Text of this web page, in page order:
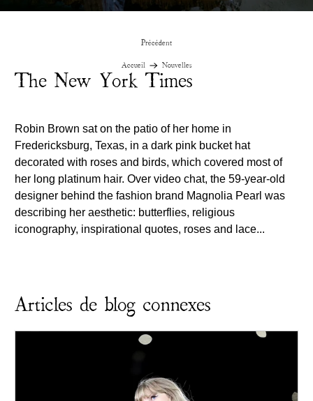
Accueil Nouvelles
Précédent
The New York Times
Robin Brown sat on the patio of her home in
Fredericksburg, Texas, in a dark pink bucket hat
decorated with roses and birds, which covered most of
her long platinum hair. Over video chat, the 59-year-old
designer behind the fashion brand Magnolia Pearl was
describing her aesthetic: butterflies, religious
iconography, inspirational quotes, roses and lace...
Articles de blog connexes